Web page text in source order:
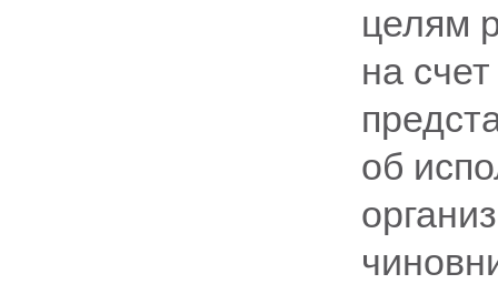
целям
на
об